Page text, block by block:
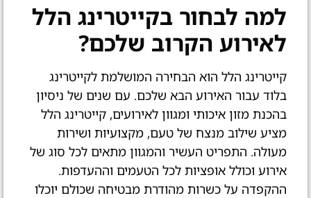
למה לבחור בקייטרינג הלל
לאירוע הקרוב שלכם?
קייטרינג הלל הוא הבחירה המושלמת לקייטרינג
בלוד עבור האירוע הבא שלכם. עם שנים של ניסיון
בהכנת מזון איכותי ומגוון לאירועים, קייטרינג הלל
מציע שילוב מנצח של טעם, מקצועיות ושירות
מעולה. התפריט העשיר והמגוון מתאים לכל סוג של
אירוע וכולל אופציות לכל הטעמים וההעדפות.
ההקפדה על כשרות מהודרת מבטיחה שכולם יוכלו